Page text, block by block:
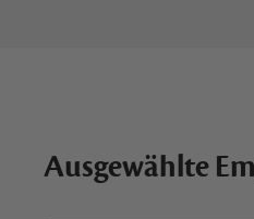
Ausgewählte